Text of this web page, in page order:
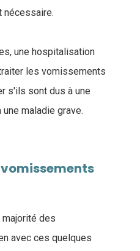
nécessaire.
une hospitalisation
les vomissements
s'ils sont dus à une
maladie grave.
majorité des
avec ces quelques